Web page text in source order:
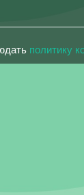
политику